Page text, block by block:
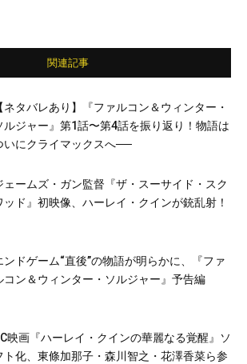
関連記事
【ネタバレあり】『ファルコン＆ウィンター・
ルジャー』第1話〜第4話を振り返り！物語は
いにクライマックスへ──
ェームズ・ガン監督『ザ・スーサイド・スク
ッド』初映像、ハーレイ・クインが銃乱射！
ンドゲーム“直後”の物語が明らかに、『ファ
コン＆ウィンター・ソルジャー』予告編
映画『ハーレイ・クインの華麗なる覚醒』ソ
ト化、東條加那子・森川智之・花澤香菜ら参